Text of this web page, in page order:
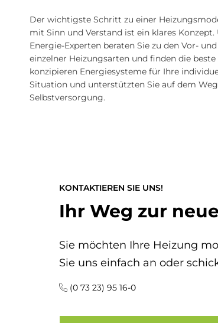
Der wichtigste Schritt zu einer
mit Sinn und Verstand ist ein klares Konzept.
Energie-Experten beraten Sie zu den Vor-
einzelner Heizungsarten und finden die beste
konzipieren Energie­systeme für Ihre
Situation und unterstützten Sie auf dem
Selbstversorgung.
KONTAKTIEREN SIE UNS!
Ihr Weg zur
Sie möchten Ihre Heizung
Sie uns einfach an oder
(0 73 23) 95 16-0